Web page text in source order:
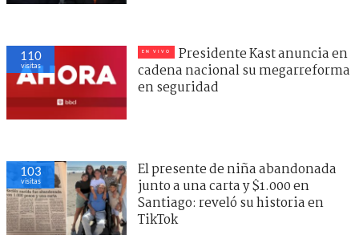
110
visitas
Presidente Kast anuncia en
cadena nacional su megarreforma
en seguridad
103
visitas
El presente de niña abandonada
junto a una carta y $1.000 en
Santiago: reveló su historia en
TikTok